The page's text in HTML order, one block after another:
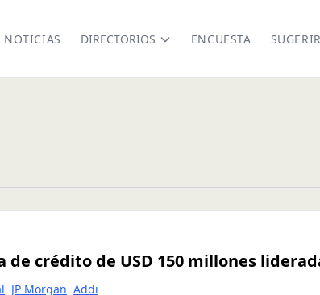
NOTICIAS DIRECTORIOS ENCUESTA SUGERIR
crédito de USD 150 millones
JP Morgan Addi